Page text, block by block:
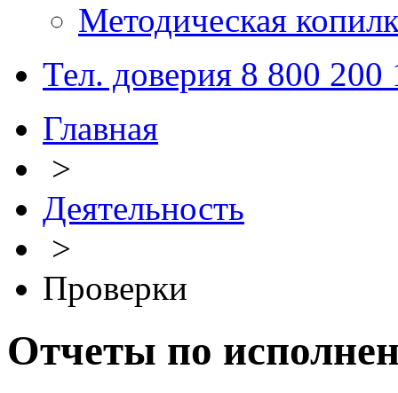
Методическая
Тел. доверия 8 800 200
Главная
>
Деятельность
>
Проверки
Отчеты по